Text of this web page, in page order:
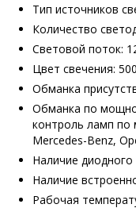
Тип источников
Количество
Световой поток:
Цвет свечения:
Обманка
Обманка по
контроль ламп по
Mercedes-Benz,
Наличие
Наличие
Рабочая